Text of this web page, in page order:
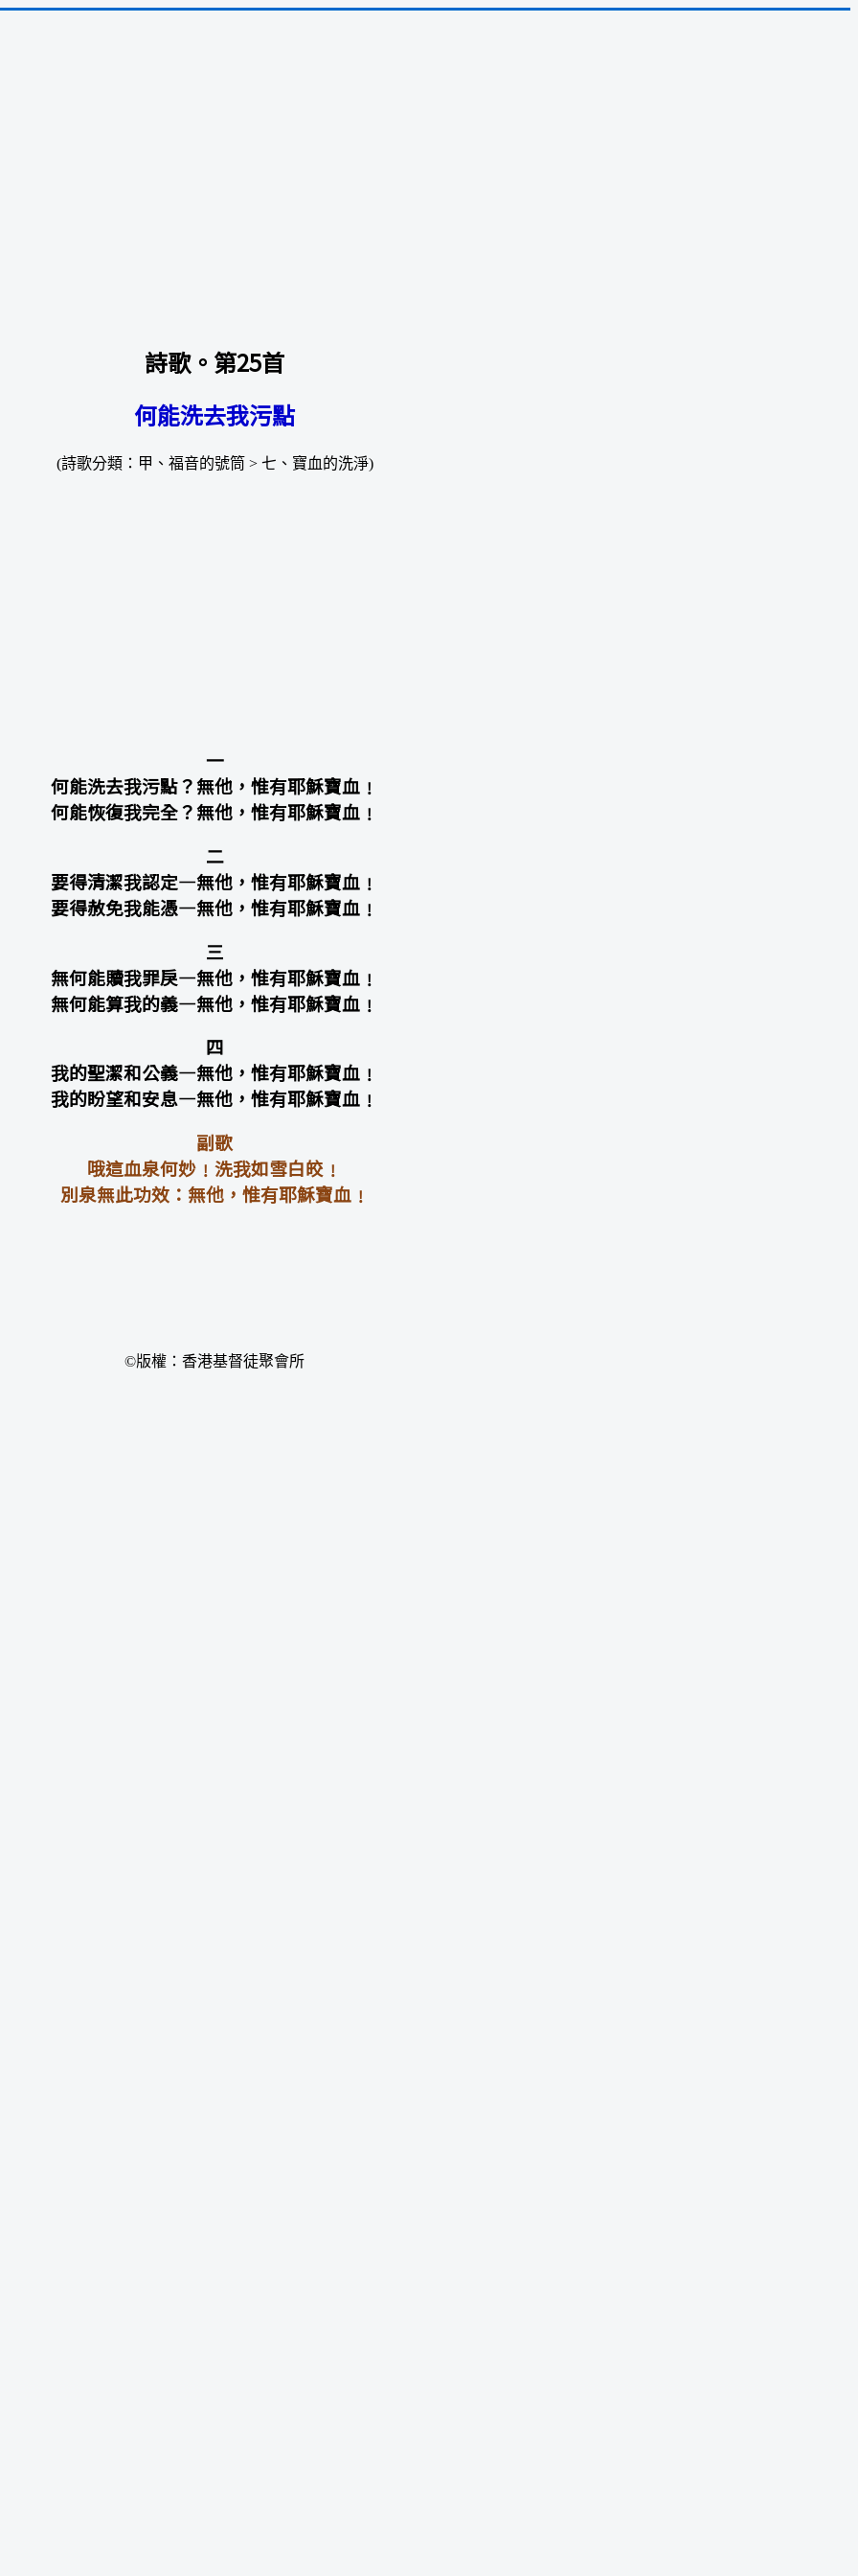
詩歌。第25首
何能洗去我污點
(詩歌分類：甲、福音的號筒 > 七、寶血的洗淨)
一
何能洗去我污點？無他，惟有耶穌寶血﹗
何能恢復我完全？無他，惟有耶穌寶血﹗
二
要得清潔我認定—無他，惟有耶穌寶血﹗
要得赦免我能憑—無他，惟有耶穌寶血﹗
三
無何能贖我罪戾—無他，惟有耶穌寶血﹗
無何能算我的義—無他，惟有耶穌寶血﹗
四
我的聖潔和公義—無他，惟有耶穌寶血﹗
我的盼望和安息—無他，惟有耶穌寶血﹗
副歌
哦這血泉何妙﹗洗我如雪白皎﹗
別泉無此功效：無他，惟有耶穌寶血﹗
©版權：香港基督徒聚會所